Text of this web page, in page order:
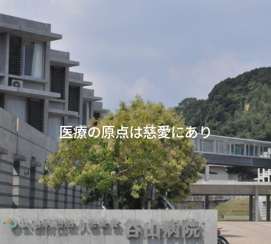
開かれた精神科医療
Previous Next